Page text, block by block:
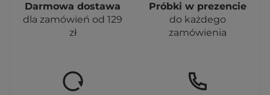
Darmowa dostawa
dla zamówień od 129
zł
Próbki w prezencie
do każdego
zamówienia